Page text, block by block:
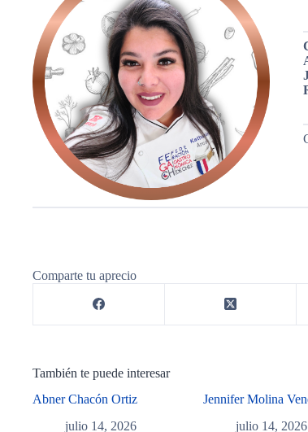
Comparte tu aprecio
También te puede interesar
Abner Chacón Ortiz
julio 14, 2026
Jennifer Molina
julio 14, 2026